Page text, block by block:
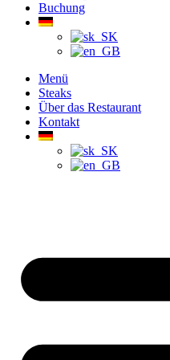
Buchung
Menü
Steaks
Über das Restaurant
Kontakt